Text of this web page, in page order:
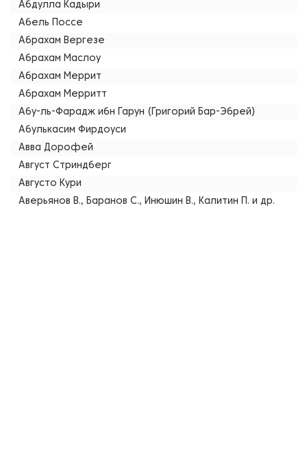
Абдулла Кадыри
Абель Поссе
Абрахам Вергезе
Абрахам Маслоу
Абрахам Меррит
Абрахам Мерритт
Абу-ль-Фарадж ибн Гарун (Григорий Бар-Эбрей)
Абулькасим Фирдоуси
Авва Дорофей
Август Стриндберг
Августо Кури
Аверьянов В., Баранов С., Инюшин В., Калитин П. и др.